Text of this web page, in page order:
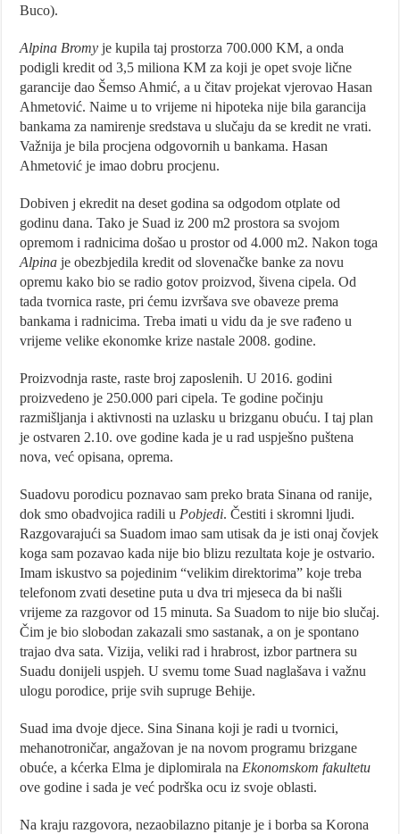
Buco).
Alpina Bromy je kupila taj prostorza 700.000 KM, a onda
podigli kredit od 3,5 miliona KM za koji je opet svoje lične
garancije dao Šemso Ahmić, a u čitav projekat vjerovao Hasan
Ahmetović. Naime u to vrijeme ni hipoteka nije bila garancija
bankama za namirenje sredstava u slučaju da se kredit ne vrati.
Važnija je bila procjena odgovornih u bankama. Hasan
Ahmetović je imao dobru procjenu.
Dobiven j ekredit na deset godina sa odgodom otplate od
godinu dana. Tako je Suad iz 200 m2 prostora sa svojom
opremom i radnicima došao u prostor od 4.000 m2. Nakon toga
Alpina je obezbjedila kredit od slovenačke banke za novu
opremu kako bio se radio gotov proizvod, šivena cipela. Od
tada tvornica raste, pri ćemu izvršava sve obaveze prema
bankama i radnicima. Treba imati u vidu da je sve rađeno u
vrijeme velike ekonomke krize nastale 2008. godine.
Proizvodnja raste, raste broj zaposlenih. U 2016. godini
proizvedeno je 250.000 pari cipela. Te godine počinju
razmišljanja i aktivnosti na uzlasku u brizganu obuću. I taj plan
je ostvaren 2.10. ove godine kada je u rad uspješno puštena
nova, već opisana, oprema.
Suadovu porodicu poznavao sam preko brata Sinana od ranije,
dok smo obadvojica radili u Pobjedi. Čestiti i skromni ljudi.
Razgovarajući sa Suadom imao sam utisak da je isti onaj čovjek
koga sam pozavao kada nije bio blizu rezultata koje je ostvario.
Imam iskustvo sa pojedinim “velikim direktorima” koje treba
telefonom zvati desetine puta u dva tri mjeseca da bi našli
vrijeme za razgovor od 15 minuta. Sa Suadom to nije bio slučaj.
Čim je bio slobodan zakazali smo sastanak, a on je spontano
trajao dva sata. Vizija, veliki rad i hrabrost, izbor partnera su
Suadu donijeli uspjeh. U svemu tome Suad naglašava i važnu
ulogu porodice, prije svih supruge Behije.
Suad ima dvoje djece. Sina Sinana koji je radi u tvornici,
mehanotroničar, angažovan je na novom programu brizgane
obuće, a kćerka Elma je diplomirala na Ekonomskom fakultetu
ove godine i sada je već podrška ocu iz svoje oblasti.
Na kraju razgovora, nezaobilazno pitanje je i borba sa Korona